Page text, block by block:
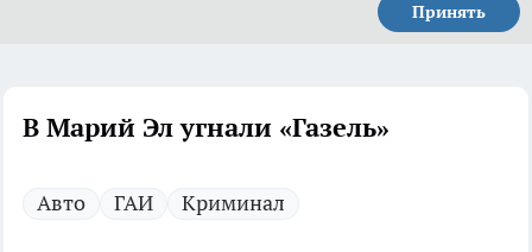
Принять
В Марий Эл угнали «Газель»
Авто ГАИ Криминал